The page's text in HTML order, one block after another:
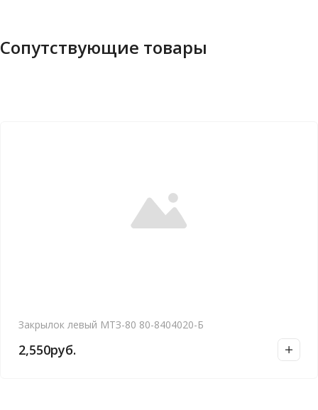
Сопутствующие товары
Закрылок левый МТЗ-80 80-8404020-Б
2,550руб.